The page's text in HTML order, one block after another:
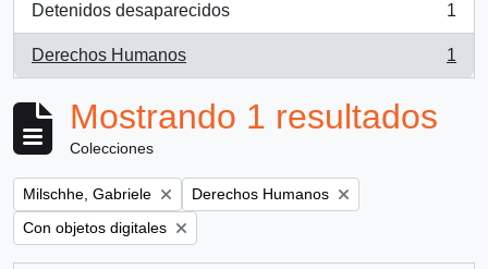
Detenidos desaparecidos
, 1 resultados
1
Derechos Humanos
, 1 resultados
1
Mostrando 1 resultados
Colecciones
Remove filter:
Milschhe, Gabriele Remove filter:
Derechos Humanos
Remove filter:
Con objetos digitales